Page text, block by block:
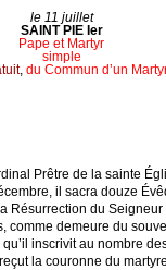
le 11 juillet
SAINT PIE Ier
Pape et Martyr
simple
, du Commun d’un
Prêtre de la sainte
il sacra douze
Résurrection du
comme demeure du
inscrivit au nombre
la couronne du